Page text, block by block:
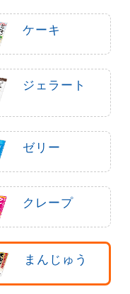
ケーキ
ジェラート
ゼリー
クレープ
まんじゅう